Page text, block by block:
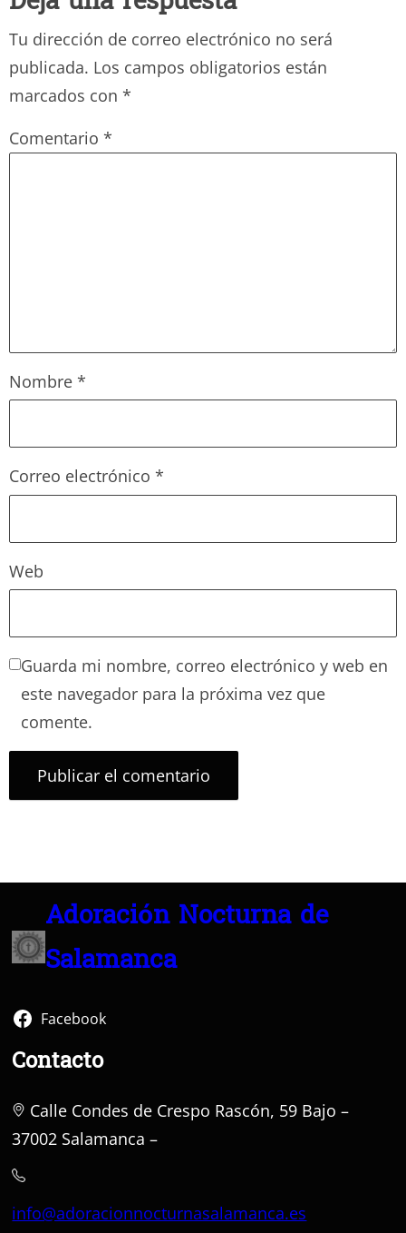
Tu dirección de correo electrónico no será
publicada. Los campos obligatorios están
marcados con *
Comentario *
Nombre *
Correo electrónico *
Web
Guarda mi nombre, correo electrónico y web en
este navegador para la próxima vez que
comente.
Adoración Nocturna de
Salamanca
Facebook
Contacto
Calle Condes de Crespo Rascón, 59 Bajo –
37002 Salamanca –
info@adoracionnocturnasalamanca.es